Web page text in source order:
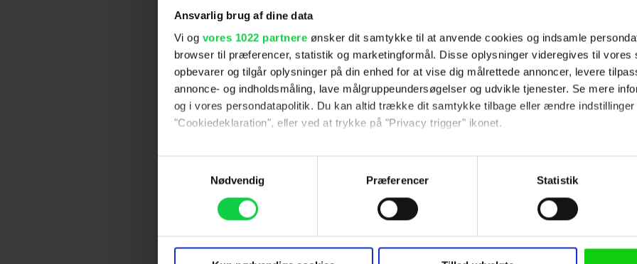
Ansvarlig brug af dine data
Vi og vores 1022 partnere ønsker dit samtykke til at anvende cookies og indsamle
browser til præferencer, statistik og marketingformål. Disse oplysninger videregives til vores
opbevarer og tilgår oplysninger på din enhed for at vise dig målrettede annoncer, levere
annonce- og indholdsmåling, lave målgruppeundersøgelser og udvikle tjenester. Se mere
og i vores persondatapolitik. Du kan altid trække dit samtykke tilbage eller ændre
"Cookiedeklaration", eller ved at trykke på "Privacy trigger" ikonet.
Hvis du tillader det, vil vi også gerne:
Indsamle præcise oplysninger om din placering, der kan være nøjagtig inden for få
Dine valg anvendes på hele websitet.
Vi ønsker dit samtykke til at anvende cookies og indsamle persondata om IP-adresse, ID
Nødvendig
Præferencer Statistik
Om Kino.dk
Annoncering
Privatlivspolitik
Betalingsbetingelser
Følg os